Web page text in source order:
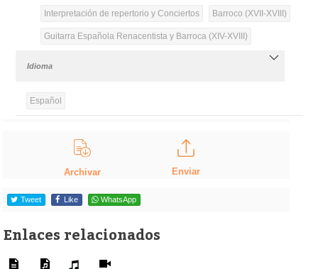
Interpretación de repertorio y Conciertos Barroco (XVII-XVIII)
Guitarra Española Renacentista y Barroca (XIV-XVIII)
Idioma
Español
Archivar Enviar
Tweet Like WhatsApp
Enlaces relacionados